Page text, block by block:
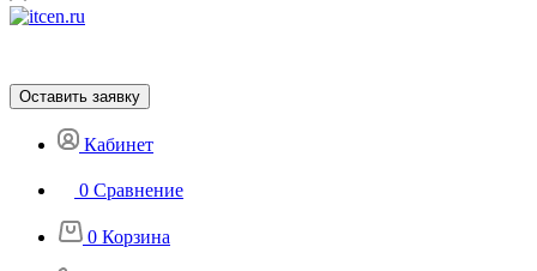
Оставить заявку
Кабинет
0 Сравнение
0 Корзина